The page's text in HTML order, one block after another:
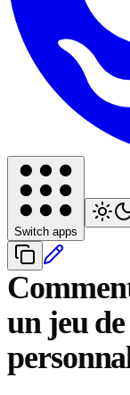
Switch apps
un jeu